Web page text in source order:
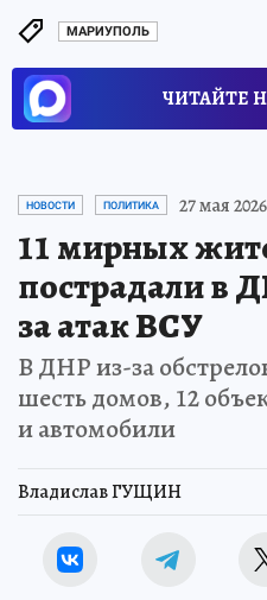
МАРИУПОЛЬ
ЧИТАЙТЕ
НОВОСТИ ПОЛИТИКА 27 мая
11 мирных
пострадали в
за атак ВСУ
В ДНР из-за
шесть домов, 12
и автомобили
Владислав ГУЩИН